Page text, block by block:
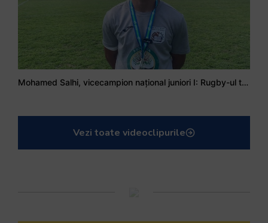
Mohamed Salhi, vicecampion național juniori I: Rugby-ul te învață să accepți și înfrângerile
Vezi toate videoclipurile